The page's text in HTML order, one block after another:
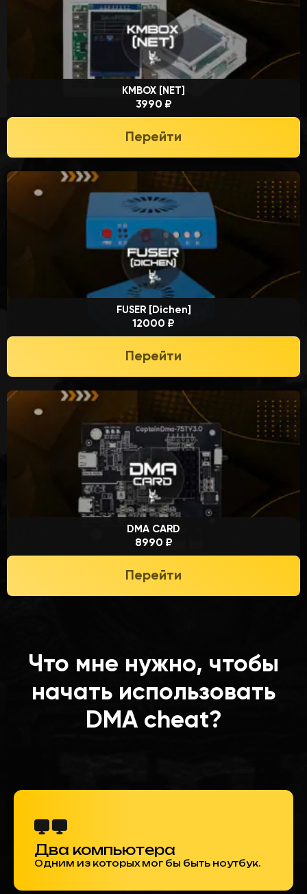
KMBOX [NET]
3990 ₽
Перейти
FUSER [Dichen]
12000 ₽
Перейти
DMA CARD
8990 ₽
Перейти
Что мне нужно, чтобы
начать использовать
DMA cheat?
Два компьютера
Одним из которых мог бы быть ноутбук.